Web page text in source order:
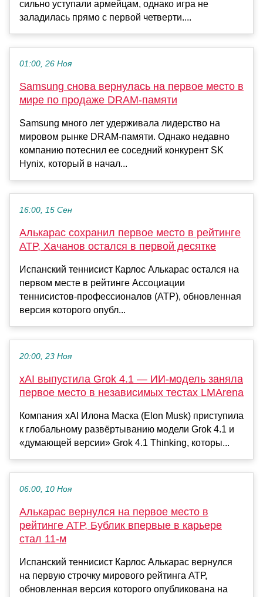
сильно уступали армейцам, однако игра не
заладилась прямо с первой четверти....
01:00, 26 Ноя
Samsung снова вернулась на первое место в
мире по продаже DRAM-памяти
Samsung много лет удерживала лидерство на
мировом рынке DRAM-памяти. Однако недавно
компанию потеснил ее соседний конкурент SK
Hynix, который в начал...
16:00, 15 Сен
Алькарас сохранил первое место в рейтинге
АТР, Хачанов остался в первой десятке
Испанский теннисист Карлос Алькарас остался на
первом месте в рейтинге Ассоциации
теннисистов‑профессионалов (ATP), обновленная
версия которого опубл...
20:00, 23 Ноя
xAI выпустила Grok 4.1 — ИИ-модель заняла
первое место в независимых тестах LMArena
Компания xAI Илона Маска (Elon Musk) приступила
к глобальному развёртыванию модели Grok 4.1 и
«думающей версии» Grok 4.1 Thinking, которы...
06:00, 10 Ноя
Алькарас вернулся на первое место в
рейтинге АТР, Бублик впервые в карьере
стал 11‑м
Испанский теннисист Карлос Алькарас вернулся
на первую строчку мирового рейтинга АТР,
обновленная версия которого опубликована на